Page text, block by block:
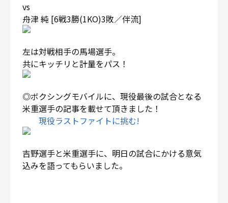
vs
舟津 純 [6戦3勝(1KO)3敗／伴流]
左は対戦相手の馬場選手。
共にキッチリと計量をパス！
◎ボクシングモバイルに、現役最後の試合となる
米重選手の記事を載せて頂きました！
現役ラストファイトに挑む!
吉野選手と米重選手に、明日の試合にかける意気
込みを語ってもらいました。